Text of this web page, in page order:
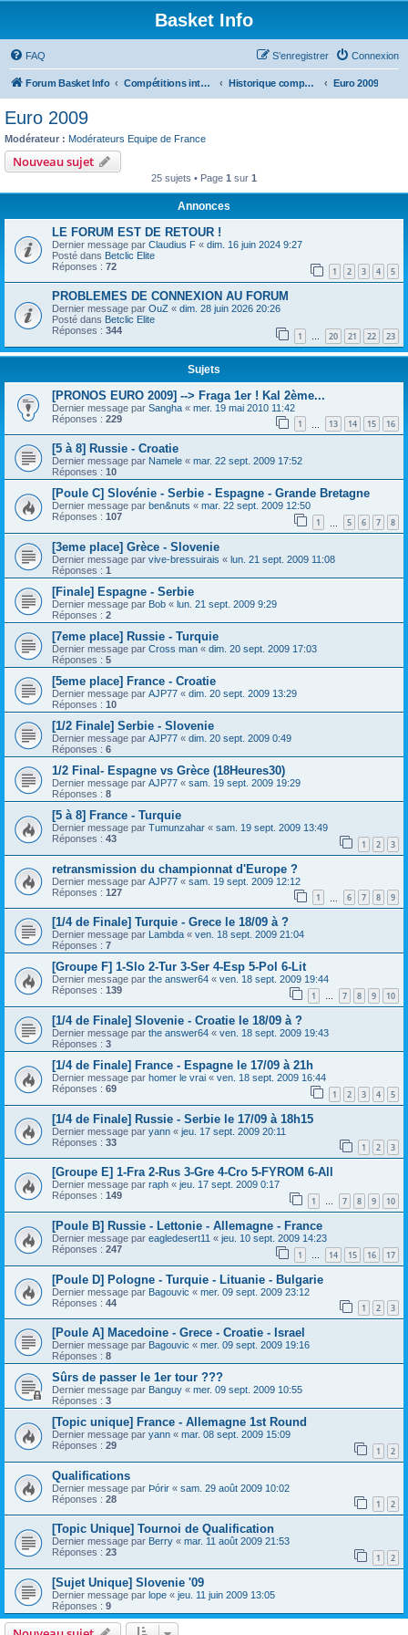
Basket Info
FAQ Connexion
S’enregistrer
Forum Basket Info Compétitions internationales Historique compétitions Euro 2009
Euro 2009
Modérateur : Modérateurs Equipe de France
Nouveau sujet
25 sujets • Page 1 sur 1
Annonces
LE FORUM EST DE RETOUR !
Dernier message par Claudius F « dim. 16 juin 2024 9:27
Posté dans Betclic Elite
Réponses : 72 1 2 3 4 5
PROBLEMES DE CONNEXION AU FORUM
Dernier message par OuZ « dim. 28 juin 2026 20:26
Posté dans Betclic Elite
Réponses : 344 1 … 20 21 22 23
Sujets
[PRONOS EURO 2009] --> Fraga 1er ! Kal 2ème...
Dernier message par Sangha « mer. 19 mai 2010 11:42
Réponses : 229 1 13 14 15 16
[5 à 8] Russie - Croatie
Dernier message par Namele « mar. 22 sept. 2009 17:52
Réponses : 10
[Poule C] Slovénie - Serbie - Espagne - Grande Bretagne
Dernier message par ben&nuts « mar. 22 sept. 2009 12:50
Réponses : 107 1 5 6 7 8
[3eme place] Grèce - Slovenie
Dernier message par vive-bressuirais « lun. 21 sept. 2009 11:08
Réponses : 1
[Finale] Espagne - Serbie
Dernier message par Bob « lun. 21 sept. 2009 9:29
Réponses : 2
[7eme place] Russie - Turquie
Dernier message par Cross man « dim. 20 sept. 2009 17:03
Réponses : 5
[5eme place] France - Croatie
Dernier message par AJP77 « dim. 20 sept. 2009 13:29
Réponses : 10
[1/2 Finale] Serbie - Slovenie
Dernier message par AJP77 « dim. 20 sept. 2009 0:49
Réponses : 6
1/2 Final- Espagne vs Grèce (18Heures30)
Dernier message par AJP77 « sam. 19 sept. 2009 19:29
Réponses : 8
[5 à 8] France - Turquie
Dernier message par Tumunzahar « sam. 19 sept. 2009 13:49
Réponses : 43 1 2 3
retransmission du championnat d'Europe ?
Dernier message par AJP77 « sam. 19 sept. 2009 12:12
Réponses : 127 1 6 7 8 9
[1/4 de Finale] Turquie - Grece le 18/09 à ?
Dernier message par Lambda « ven. 18 sept. 2009 21:04
Réponses : 7
[Groupe F] 1-Slo 2-Tur 3-Ser 4-Esp 5-Pol 6-Lit
Dernier message par the answer64 « ven. 18 sept. 2009 19:44
Réponses : 139 1 … 7 8 9 10
[1/4 de Finale] Slovenie - Croatie le 18/09 à ?
Dernier message par the answer64 « ven. 18 sept. 2009 19:43
Réponses : 3
[1/4 de Finale] France - Espagne le 17/09 à 21h
Dernier message par homer le vrai « ven. 18 sept. 2009 16:44
Réponses : 69 1 2 3 4 5
[1/4 de Finale] Russie - Serbie le 17/09 à 18h15
Dernier message par yann « jeu. 17 sept. 2009 20:11
Réponses : 33 1 2 3
[Groupe E] 1-Fra 2-Rus 3-Gre 4-Cro 5-FYROM 6-All
Dernier message par raph « jeu. 17 sept. 2009 0:17
Réponses : 149 1 … 7 8 9 10
[Poule B] Russie - Lettonie - Allemagne - France
Dernier message par eagledesert11 « jeu. 10 sept. 2009 14:23
Réponses : 247 1 … 14 15 16 17
[Poule D] Pologne - Turquie - Lituanie - Bulgarie
Dernier message par Bagouvic « mer. 09 sept. 2009 23:12
Réponses : 44 1 2 3
[Poule A] Macedoine - Grece - Croatie - Israel
Dernier message par Bagouvic « mer. 09 sept. 2009 19:16
Réponses : 8
Sûrs de passer le 1er tour ???
Dernier message par Banguy « mer. 09 sept. 2009 10:55
Réponses : 3
[Topic unique] France - Allemagne 1st Round
Dernier message par yann « mar. 08 sept. 2009 15:09
Réponses : 29 1 2
Qualifications
Dernier message par Þórir « sam. 29 août 2009 10:02
Réponses : 28 1 2
[Topic Unique] Tournoi de Qualification
Dernier message par Berry « mar. 11 août 2009 21:53
Réponses : 23 1 2
[Sujet Unique] Slovenie '09
Dernier message par lope « jeu. 11 juin 2009 13:05
Réponses : 9